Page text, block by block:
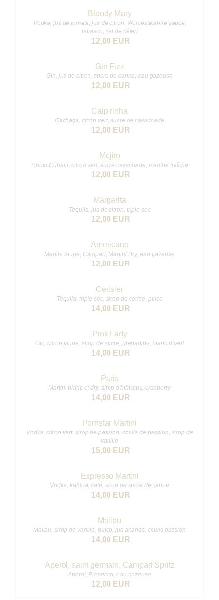
Bloody Mary
Vodka, jus de tomate, jus de citron, Worcestershire sauce,
tabasco, sel de céleri
12,00 EUR
Gin Fizz
Gin, jus de citron, sucre de canne, eau gazeuse
12,00 EUR
Caipirinha
Cachaça, citron vert, sucre de cassonade
12,00 EUR
Mojito
Rhum Cubain, citron vert, sucre cassonade, menthe fraîche
12,00 EUR
Margarita
Tequila, jus de citron, triple sec
12,00 EUR
Americano
Martini rouge, Campari, Martini Dry, eau gazeuse
12,00 EUR
Cerisier
Tequila, triple sec, sirop de cerise, pulco
14,00 EUR
Pink Lady
Gin, citron jaune, sirop de sucre, grenadine, blanc d’œuf
14,00 EUR
Paris
Martini blanc et dry, sirop d'hibiscus, cranberry
14,00 EUR
Pornstar Martini
Vodka, citron vert, sirop de passion, coulis de passion, sirop de
vanille
15,00 EUR
Expresso Martini
Vodka, kahlua, café, sirop de sucre de canne
14,00 EUR
Malibu
Malibu, sirop de vanille, pulco, jus ananas, coulis passion
14,00 EUR
Aperol, saint germain, Campari Spritz
Apérol, Prosecco, eau gazeuse
12,00 EUR